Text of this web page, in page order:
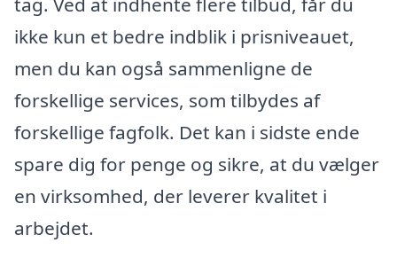
ikke kun et bedre indblik i prisniveauet,
men du kan også sammenligne de
forskellige services, som tilbydes af
forskellige fagfolk. Det kan i sidste ende
spare dig for penge og sikre, at du vælger
en virksomhed, der leverer kvalitet i
arbejdet.